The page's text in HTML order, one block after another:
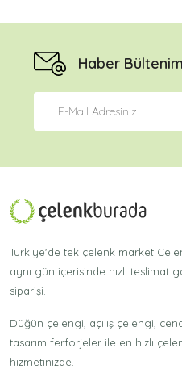
Haber
Türkiye'de tek çelenk market
aynı gün içerisinde hızlı teslimat
siparişi.
Düğün çelengi, açılış çelengi,
tasarım ferforjeler ile en hızlı
hizmetinizde.